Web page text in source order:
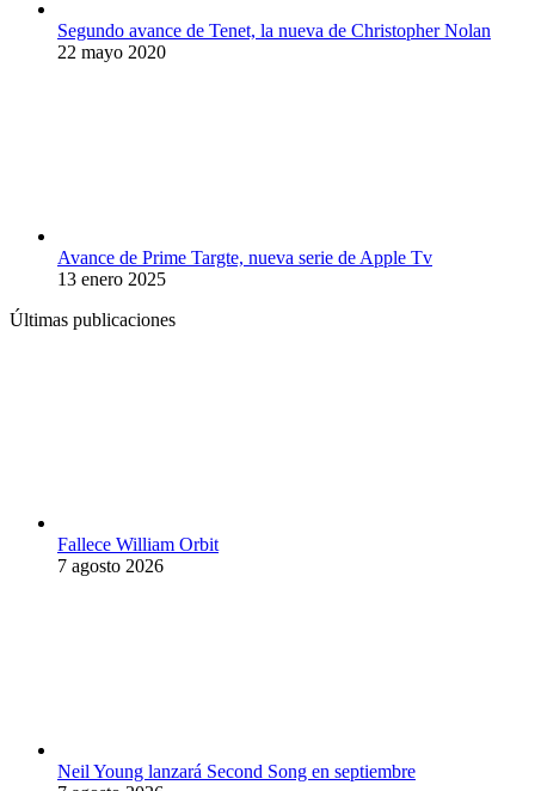
Segundo avance de Tenet, la nueva de Christopher Nolan
22 mayo 2020
Avance de Prime Targte, nueva serie de Apple Tv
13 enero 2025
Últimas publicaciones
Fallece William Orbit
7 agosto 2026
Neil Young lanzará Second Song en septiembre